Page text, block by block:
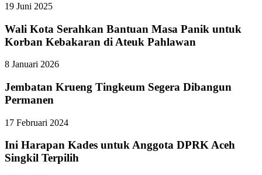
19 Juni 2025
Wali Kota Serahkan Bantuan Masa Panik untuk
Korban Kebakaran di Ateuk Pahlawan
8 Januari 2026
Jembatan Krueng Tingkeum Segera Dibangun
Permanen
17 Februari 2024
Ini Harapan Kades untuk Anggota DPRK Aceh
Singkil Terpilih